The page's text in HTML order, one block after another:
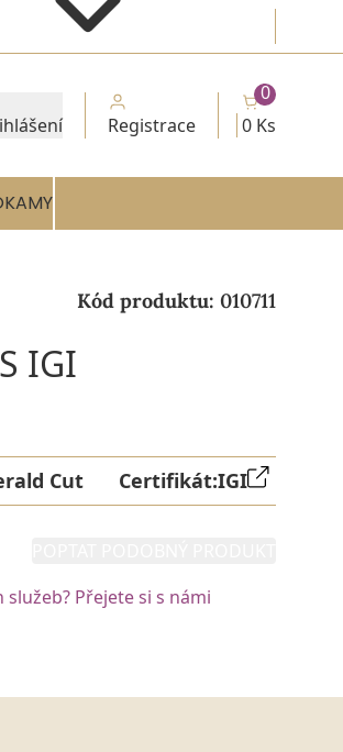
Registrace 0 Ks
0
Kód produktu: 010711
IGI
Cut Certifikát:IGI
Přejete si s námi